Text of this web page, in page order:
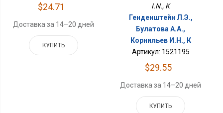
$24.71
Доставка за 14–20 дней
КУПИТЬ
I.N., K
Генденштейн Л.Э.,
Булатова А.А.,
Корнильев И.Н., К
Артикул: 1521195
$29.55
Доставка за 14–20 дней
КУПИТЬ